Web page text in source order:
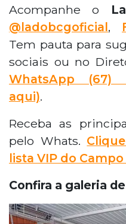
Acompanhe o
@ladobcgoficial,
Tem pauta para
sociais ou no
WhatsApp (67)
aqui).
Receba as
pelo Whats.
lista VIP do
Confira a galeria